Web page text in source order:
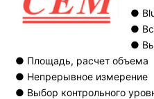
●
●
●
● Площадь, расчет объема
● Непрерывное измерение
● Выбор контрольного